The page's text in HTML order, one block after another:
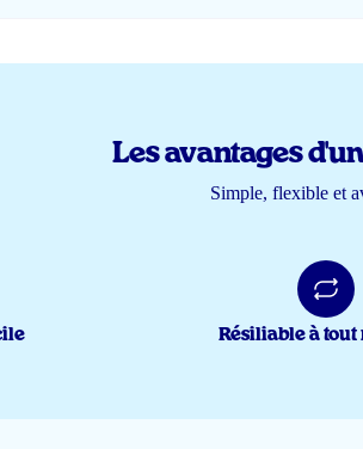
vis te smaken en dat doet deze. Niet overdreven,
Les avantages
Simple, flexible et
Résiliable à tout